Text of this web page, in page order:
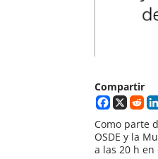
Compartir
Como parte
OSDE y la
a las 20 h en